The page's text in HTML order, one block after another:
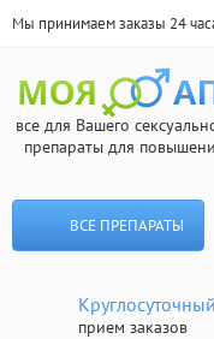
Мы принимаем заказы 24
все для Вашего
препараты для
ВСЕ ПРЕПАРАТЫ
Круглосуточный
прием заказов